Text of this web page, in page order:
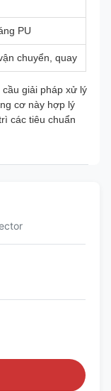
PU
chuyển, quay
giải pháp xử lý
cơ này hợp lý
các tiêu chuẩn